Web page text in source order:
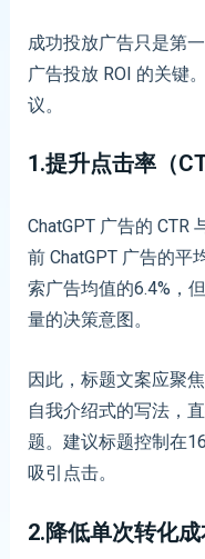
成功投放广告只是第
广告投放 ROI 的关键
议。
1.提升点击率（
ChatGPT 广告的 CTR
前 ChatGPT 广告的平
索广告均值的6.4%，
量的决策意图。
因此，标题文案应聚
自我介绍式的写法，
题。建议标题控制在
吸引点击。
2.降低单次转化成